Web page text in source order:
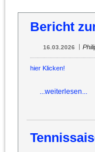
Bericht
16.03.2026 |
hier Klicken!
...weiterlesen...